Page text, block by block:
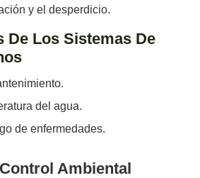
y el desperdicio.
De Los Sistemas De
del agua.
de enfermedades.
Ambiental